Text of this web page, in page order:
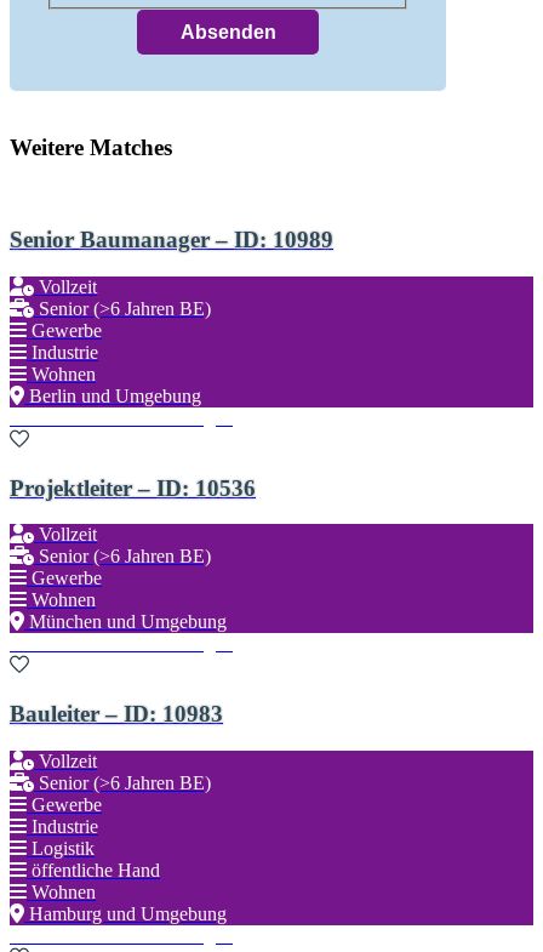
Weitere Matches
Senior Baumanager – ID: 10989
Vollzeit
Senior (>6 Jahren BE)
Gewerbe
Industrie
Wohnen
Berlin und Umgebung
Projektleiter – ID: 10536
Vollzeit
Senior (>6 Jahren BE)
Gewerbe
Wohnen
München und Umgebung
Bauleiter – ID: 10983
Vollzeit
Senior (>6 Jahren BE)
Gewerbe
Industrie
Logistik
öffentliche Hand
Wohnen
Hamburg und Umgebung